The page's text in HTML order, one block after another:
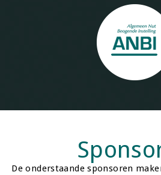
De onderstaande sponsoren